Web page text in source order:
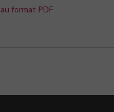
format PDF